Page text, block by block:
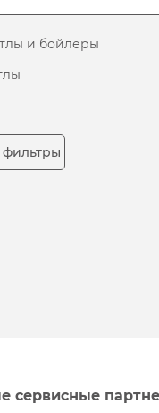
и бойлеры
фильтры
сервисные